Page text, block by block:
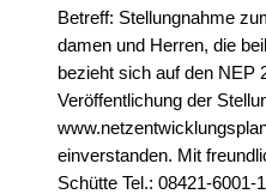
Betreff: Stellungnahme
damen und Herren, die
bezieht sich auf den NEP
Veröffentlichung der
einverstanden. Mit
Schütte Tel.: 08421-6001-